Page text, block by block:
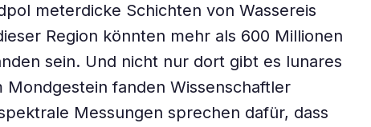
meterdicke Schichten von Wassereis
Region könnten mehr als 600 Millionen
sein. Und nicht nur dort gibt es lunares
Mondgestein fanden Wissenschaftler
Messungen sprechen dafür, dass